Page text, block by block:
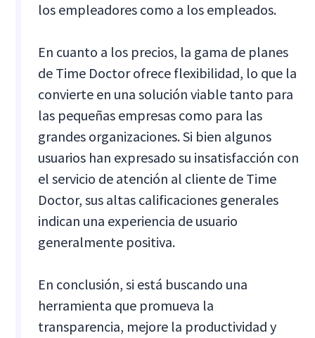
los empleadores como a los empleados.
En cuanto a los precios, la gama de planes
de Time Doctor ofrece flexibilidad, lo que la
convierte en una solución viable tanto para
las pequeñas empresas como para las
grandes organizaciones. Si bien algunos
usuarios han expresado su insatisfacción con
el servicio de atención al cliente de Time
Doctor, sus altas calificaciones generales
indican una experiencia de usuario
generalmente positiva.
En conclusión, si está buscando una
herramienta que promueva la
transparencia, mejore la productividad y